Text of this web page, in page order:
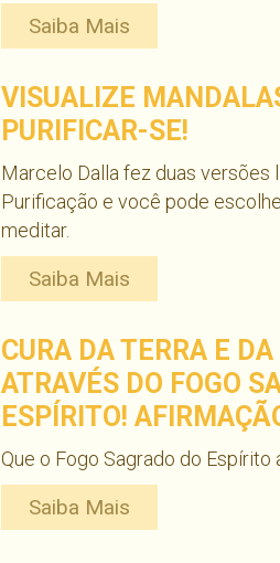
Saiba Mais
VISUALIZE
PURIFICAR-SE!
Marcelo Dalla fez duas versões
Purificação e você pode
meditar.
Saiba Mais
CURA DA TERRA E
ATRAVÉS DO FOGO
ESPÍRITO!
Que o Fogo Sagrado do Espírito
Saiba Mais